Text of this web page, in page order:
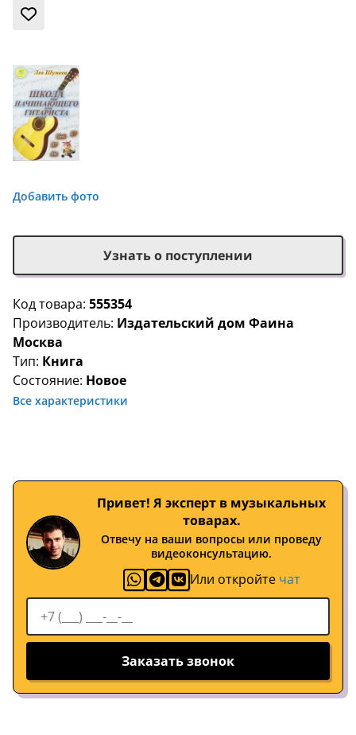
Добавить фото
Код товара: 555354
Производитель: Издательский дом Фаина
Москва
Тип: Книга
Состояние: Новое
Все характеристики
Узнать о поступлении
Привет! Я эксперт в музыкальных
товарах.
Отвечу на ваши вопросы или проведу
видеоконсультацию.
Или откройте чат
Заказать звонок